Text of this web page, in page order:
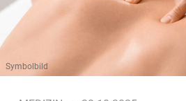
Symbolbild